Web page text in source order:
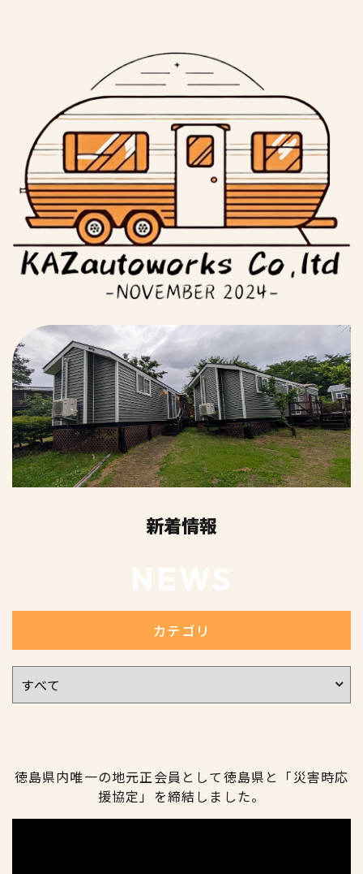
新着情報
カテゴリ
徳島県内唯一の地元正会員として徳島県と「災害時応
援協定」を締結しました。